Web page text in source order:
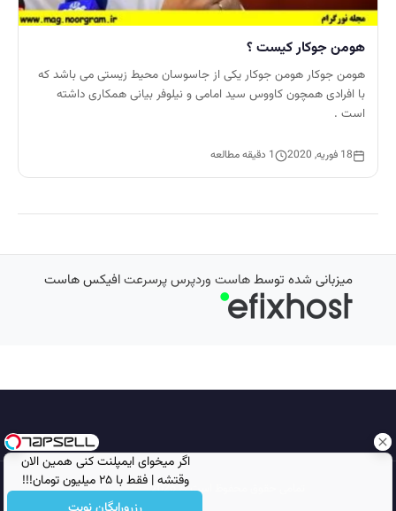
اگر میخوای ایمپلنت کنی همین الان
وقتشه | فقط با ۲۵ میلیون تومان!!!
هومن جوکار کیست ؟
هومن جوکار هومن جوکار یکی از جاسوسان محیط زیستی می باشد که
با افرادی همچون کاووس سید امامی و نیلوفر بیانی همکاری داشته
است .
18 فوریه, 2020 1 دقیقه مطالعه
میزبانی شده توسطهاست وردپرس پرسرعتافیکس هاست
تمامی حقوق محفوظ است © 2026 مجله نورگرام